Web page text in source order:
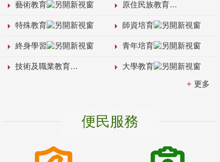
藝術教育 原住民族教育
特殊教育 師資培育
終身學習 青年培育
技術及職業教育 大學教育
更多
便民服務